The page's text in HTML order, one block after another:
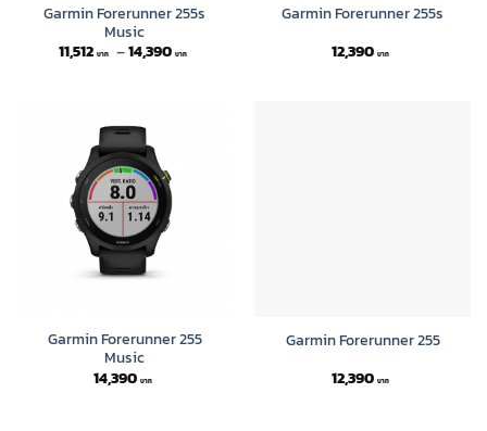
Garmin Forerunner 255s
Music
11,512
–14,390
Garmin Forerunner 255s
12,390
Garmin Forerunner 255
Music
14,390
Garmin Forerunner 255
12,390